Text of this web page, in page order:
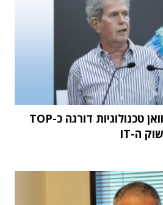
מחקר STKI השנתי: וואן טכנולוגיות דורגה כ-TOP